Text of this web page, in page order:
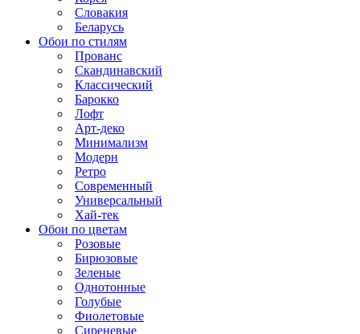
Словакия
Беларусь
Обои по стилям
Прованс
Скандинавский
Классический
Барокко
Лофт
Арт-деко
Минимализм
Модерн
Ретро
Современный
Универсальный
Хай-тек
Обои по цветам
Розовые
Бирюзовые
Зеленые
Однотонные
Голубые
Фиолетовые
Сиреневые